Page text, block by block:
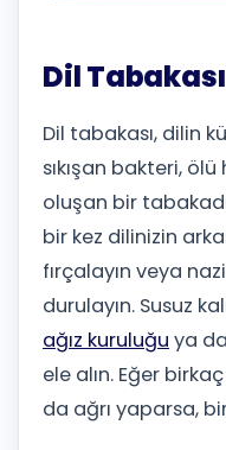
Dil
Dil tabakası, dilin
sıkışan bakteri,
oluşan bir
bir kez dilinizin
fırçalayın veya
durulayın. Susuz
ağız kuruluğu ya
ele alın. Eğer
da ağrı yaparsa,